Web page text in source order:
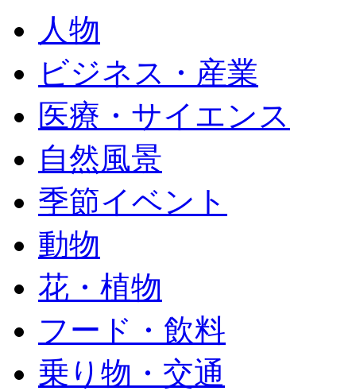
人物
ビジネス・産業
医療・サイエンス
自然風景
季節イベント
動物
花・植物
フード・飲料
乗り物・交通